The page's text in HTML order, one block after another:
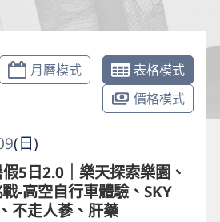
月曆模式
表格模式
價格模式
(日)
5日2.0｜樂天探索樂園、
-高空自行車體驗、SKY
不走人蔘、肝藥